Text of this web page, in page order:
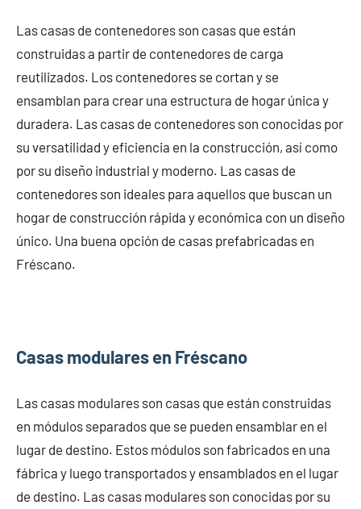
Las casas de contenedores son casas que están
construidas a partir de contenedores de carga
reutilizados. Los contenedores se cortan y se
ensamblan para crear una estructura de hogar única y
duradera. Las casas de contenedores son conocidas por
su versatilidad y eficiencia en la construcción, así como
por su diseño industrial y moderno. Las casas de
contenedores son ideales para aquellos que buscan un
hogar de construcción rápida y económica con un diseño
único. Una buena opción de casas prefabricadas en
Fréscano.
Casas modulares en Fréscano
Las casas modulares son casas que están construidas
en módulos separados que se pueden ensamblar en el
lugar de destino. Estos módulos son fabricados en una
fábrica y luego transportados y ensamblados en el lugar
de destino. Las casas modulares son conocidas por su